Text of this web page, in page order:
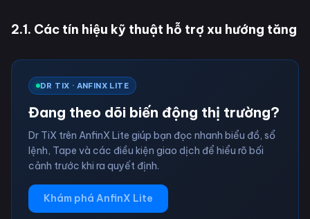
2.1. Các tín hiệu kỹ thuật hỗ trợ xu hướng tăng
DR TIX · ANFINX LITE
Đang theo dõi biến động thị trường?
Dr TiX trên AnfinX Lite giúp bạn đọc nhanh biểu đồ, sổ
lệnh, Tape và các điều kiện giao dịch để hiểu rõ bối
cảnh trước khi ra quyết định.
Khám phá AnfinX Lite